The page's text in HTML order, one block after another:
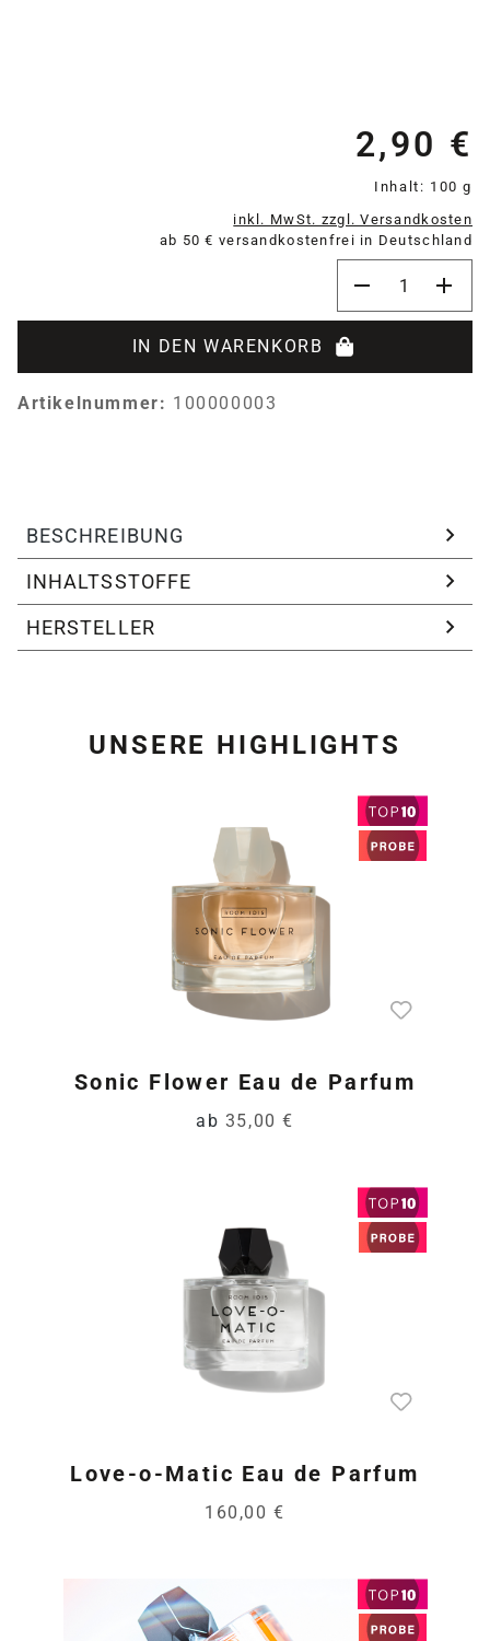
2,90 €
Inhalt: 100 g
inkl. MwSt. zzgl. Versandkosten
ab 50 € versandkostenfrei in Deutschland
IN DEN WARENKORB
Artikelnummer: 100000003
BESCHREIBUNG
INHALTSSTOFFE
HERSTELLER
UNSERE HIGHLIGHTS
Sonic Flower Eau de Parfum
ab 35,00 €
Love-o-Matic Eau de Parfum
160,00 €